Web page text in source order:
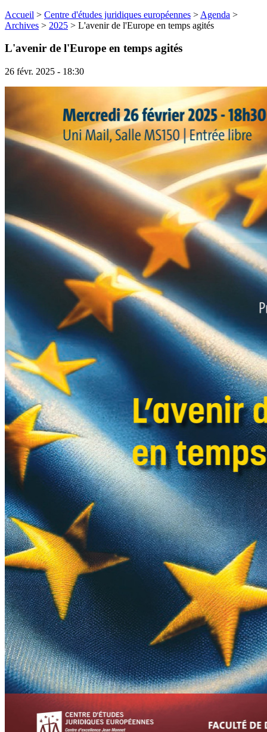
Accueil > Centre d'études juridiques européennes > Agenda >
Archives > 2025 > L'avenir de l'Europe en temps agités
L'avenir de l'Europe en temps agités
26 févr. 2025 - 18:30